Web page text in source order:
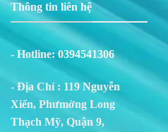
Thông tin liên hệ
- Hotline: 0394541306
- Địa Chỉ : 119 Nguyễn
Xiển, Phưmờng Long
Thạch Mỹ, Quận 9,